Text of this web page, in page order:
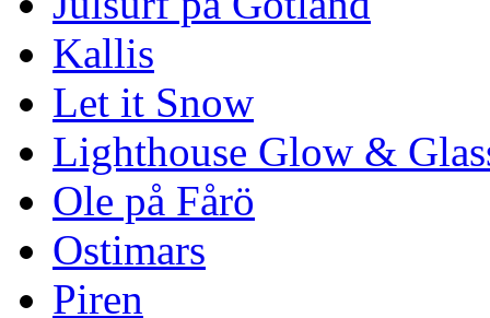
Kallis
Let it Snow
Lighthouse Glow &
Ole på Fårö
Ostimars
Piren